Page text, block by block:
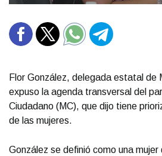
Flor González, delegada estatal de
expuso la agenda transversal del
Ciudadano (MC), que dijo tiene
de las mujeres.
González se definió como una